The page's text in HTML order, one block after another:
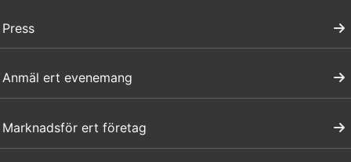
Press
Anmäl ert evenemang
Marknadsför ert företag